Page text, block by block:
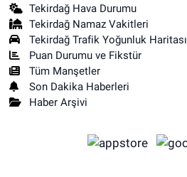
Tekirdağ Hava Durumu
Tekirdağ Namaz Vakitleri
Tekirdağ Trafik Yoğunluk Haritası
Puan Durumu ve Fikstür
Tüm Manşetler
Son Dakika Haberleri
Haber Arşivi